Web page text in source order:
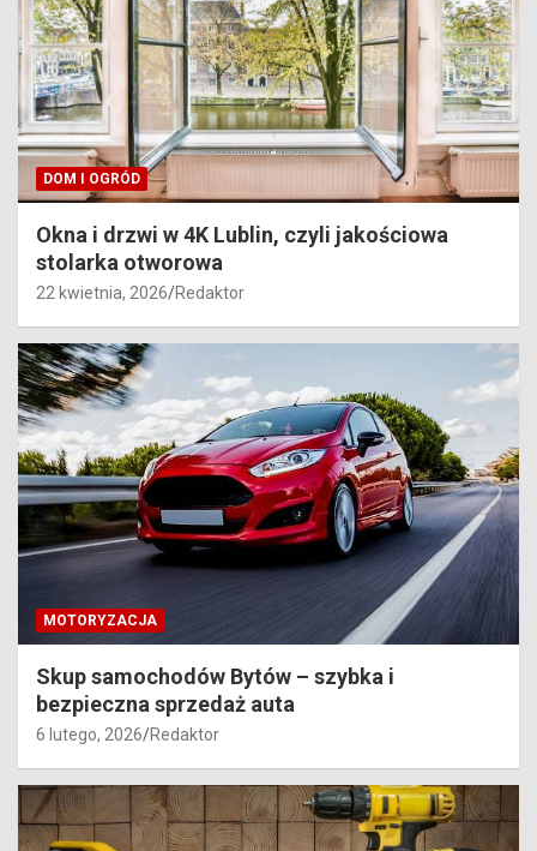
DOM I OGRÓD
Okna i drzwi w 4K Lublin, czyli jakościowa
stolarka otworowa
22 kwietnia, 2026 Redaktor
MOTORYZACJA
Skup samochodów Bytów – szybka i
bezpieczna sprzedaż auta
6 lutego, 2026 Redaktor